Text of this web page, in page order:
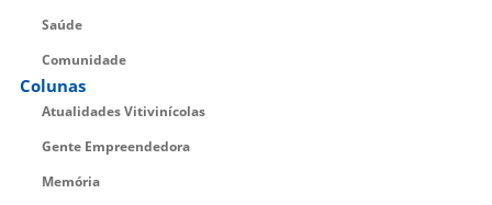
Saúde
Comunidade
Colunas
Atualidades Vitivinícolas
Gente Empreendedora
Memória